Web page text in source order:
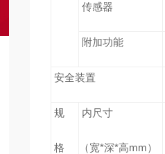
传感器
附加功能
安全装置
规
格
内尺寸
（宽*深*高mm）